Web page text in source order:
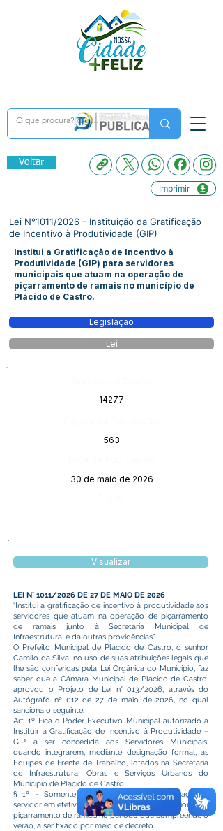
Voltar
Imprimir
Lei N°1011/2026 - Instituição da Gratificação
de Incentivo à Produtividade (GIP)
Institui a Gratificação de Incentivo à
Produtividade (GIP) para servidores
municipais que atuam na operação de
piçarramento de ramais no município de
Plácido de Castro.
Legislação
Lei
14277
563
30 de maio de 2026
Visualizar
LEI N° 1011/2026 DE 27 DE MAIO DE 2026
“Institui a gratificação de incentivo à produtividade aos
servidores que atuam na operação de piçarramento
de ramais junto à Secretaria Municipal de
Infraestrutura, e dá outras providências”.
O Prefeito Municipal de Plácido de Castro, o senhor
Camilo da Silva, no uso de suas atribuições legais que
lhe são conferidas pela Lei Orgânica do Município, faz
saber que a Câmara Municipal de Plácido de Castro,
aprovou o Projeto de Lei n° 013/2026, através do
Autógrafo nº 012 de 27 de maio de 2026, no qual
sanciona o seguinte:
Art. 1º Fica o Poder Executivo Municipal autorizado a
Instituir a Gratificação de Incentivo à Produtividade –
GIP, a ser concedida aos Servidores Municipais,
quando integrarem, mediante designação formal, as
Equipes de Frente de Trabalho, lotados na Secretaria
de Infraestrutura, Obras e Serviços Urbanos do
Município de Plácido de Castro.
§ 1º – Somente fará jus à referida gratificação o
servidor em efetivo exercício na função operacional de
piçarramento de ramais no período que compreende o
verão, a ser fixado por meio de decreto.